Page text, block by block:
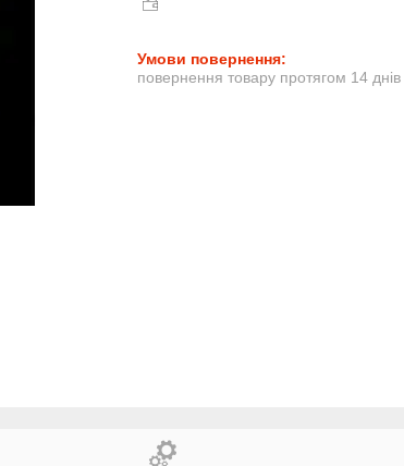
повернення товару протягом 14 днів